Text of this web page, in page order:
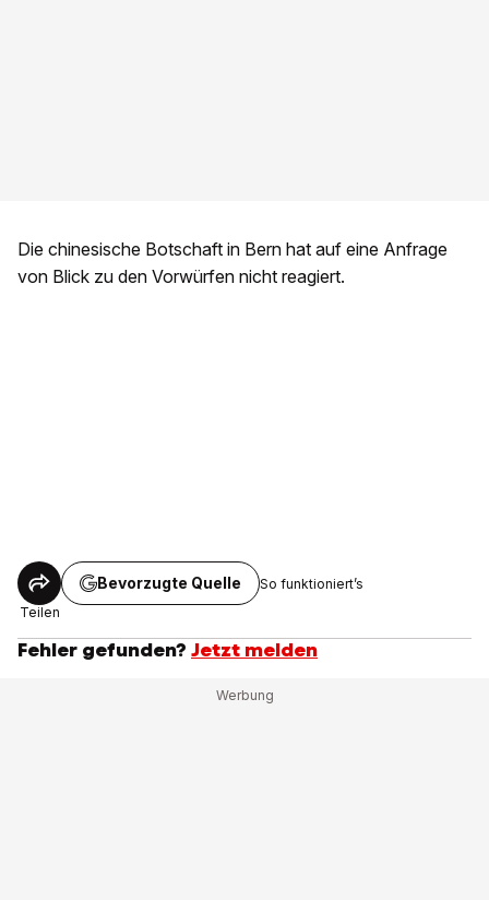
Die chinesische Botschaft in Bern hat auf eine Anfrage
von Blick zu den Vorwürfen nicht reagiert.
Teilen
Bevorzugte Quelle So funktioniert’s
Fehler gefunden? Jetzt melden